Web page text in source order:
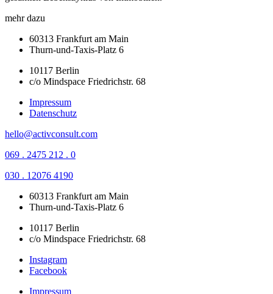
mehr dazu
60313 Frankfurt am Main
Thurn-und-Taxis-Platz 6
10117 Berlin
c/o Mindspace Friedrichstr. 68
Impressum
Datenschutz
hello@activconsult.com
069 . 2475 212 . 0
030 . 12076 4190
60313 Frankfurt am Main
Thurn-und-Taxis-Platz 6
10117 Berlin
c/o Mindspace Friedrichstr. 68
Instagram
Facebook
Impressum